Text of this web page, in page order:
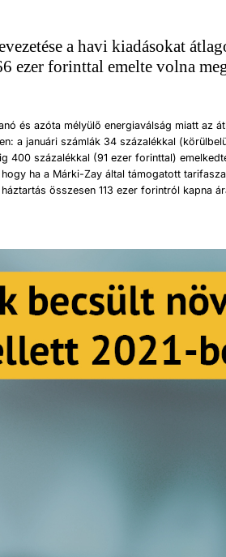
a havi kiadásokat
ezer forinttal emelte volna
és azóta mélyülő energiaválság miatt az
a januári számlák 34 százalékkal
400 százalékkal (91 ezer forinttal)
ha a Márki-Zay által támogatott
összesen 113 ezer forintról kapna